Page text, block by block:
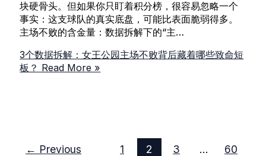
块硬骨头。但如果你只盯着积分榜，很容易忽略一个
事实：这支球队的真实底盘，可能比表面脆弱得多。
主场不败的含金量：数据拆解下的“主…
3个数据拆解：女王公园主场不败背后藏着哪些致命短
板？ Read More »
← Previous 1 2 3 …
60